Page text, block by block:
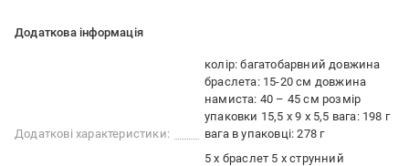
Додаткова інформація
Додаткові характеристики:
колір: багатобарвний довжина
браслета: 15-20 см довжина
намиста: 40 – 45 см розмір
упаковки 15,5 х 9 х 5,5 вага: 198 г
вага в упаковці: 278 г
5 х браслет 5 х струнний